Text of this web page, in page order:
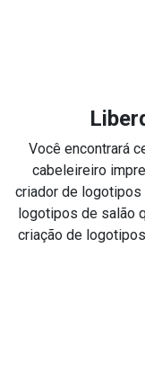
Você encontrará
cabeleireiro
criador de logotipos
logotipos de salão
criação de